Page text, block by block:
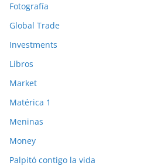
Fotografía
Global Trade
Investments
Libros
Market
Matérica 1
Meninas
Money
Palpitó contigo la vida